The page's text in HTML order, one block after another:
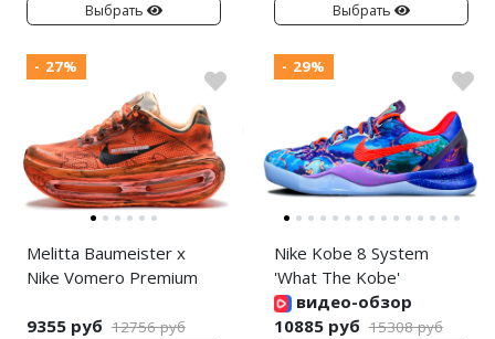
Выбрать Выбрать
- 27%
Melitta Baumeister x
Nike Vomero Premium
9355 руб 12756 руб
- 29%
Nike Kobe 8 System
'What The Kobe'
видео-обзор
10885 руб 15308 руб